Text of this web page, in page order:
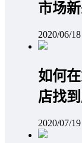
市场
2020/06/18
如何
店找
2020/07/19